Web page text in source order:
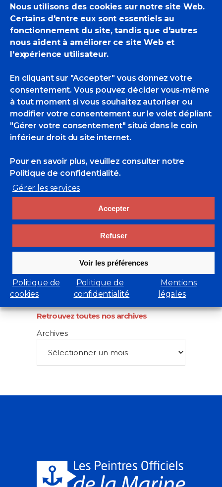
Nous utilisons des cookies sur notre site Web.
Certains d'entre eux sont essentiels au
fonctionnement du site, tandis que d'autres
nous aident à améliorer ce site Web et
l'expérience utilisateur.
En cliquant sur "Accepter" vous donnez votre
consentement. Vous pouvez décider vous-même
à tout moment si vous souhaitez autoriser ou
modifier votre consentement sur le volet dépliant
"Gérer votre consentement" situé dans le coin
inférieur droit du site internet.
Pour en savoir plus, veuillez consulter notre
Politique de confidentialité.
Gérer les services
Accepter
Refuser
Voir les préférences
Politique de
cookies
Politique de
confidentialité
Mentions
légales
EricBadmin Expositions Collectives
0 Likes
Rechercher
Search
for:
cluster-maritime.fr
Académie de marine
Marine Nationale
Entraide Marine-Adosm
Musée de la marine
Net-Marine
Retrouvez toutes nos archives
Archives